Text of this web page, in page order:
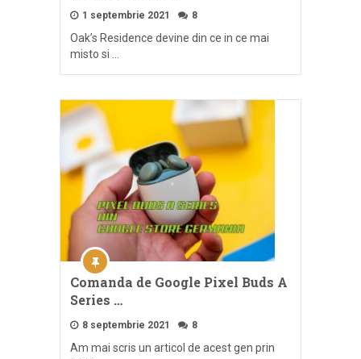
1 septembrie 2021 8
Oak’s Residence devine din ce in ce mai
misto si …
Comanda de Google Pixel Buds A
Series …
8 septembrie 2021 8
Am mai scris un articol de acest gen prin